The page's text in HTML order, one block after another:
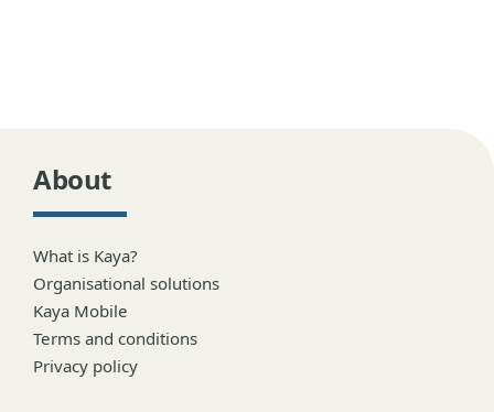
About
What is Kaya?
Organisational solutions
Kaya Mobile
Terms and conditions
Privacy policy